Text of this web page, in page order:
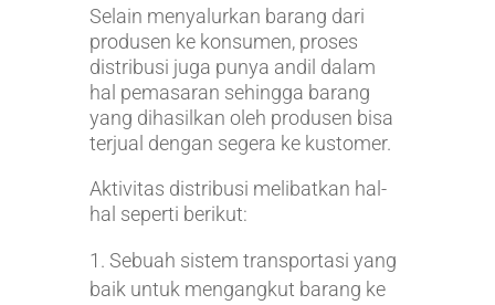
Selain menyalurkan barang dari
produsen ke konsumen, proses
distribusi juga punya andil dalam
hal pemasaran sehingga barang
yang dihasilkan oleh produsen bisa
terjual dengan segera ke kustomer.
Aktivitas distribusi melibatkan hal-
hal seperti berikut:
Sebuah sistem transportasi yang
baik untuk mengangkut barang ke